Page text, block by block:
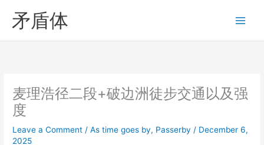
content
矛盾体
麦理浩径二段+破边洲徒步交通以及强
度
Leave a Comment /As time goes by, Passerby / December 6,
2025